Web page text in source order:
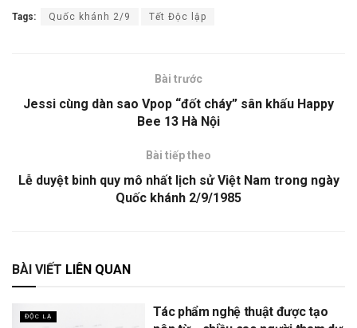
Tags: Quốc khánh 2/9 Tết Độc lập
Bài trước
Jessi cùng dàn sao Vpop “đốt cháy” sân khấu Happy
Bee 13 Hà Nội
Bài tiếp theo
Lễ duyệt binh quy mô nhất lịch sử Việt Nam trong ngày
Quốc khánh 2/9/1985
BÀI VIẾT LIÊN QUAN
ĐỘC LẠ
Tác phẩm nghệ thuật được tạo